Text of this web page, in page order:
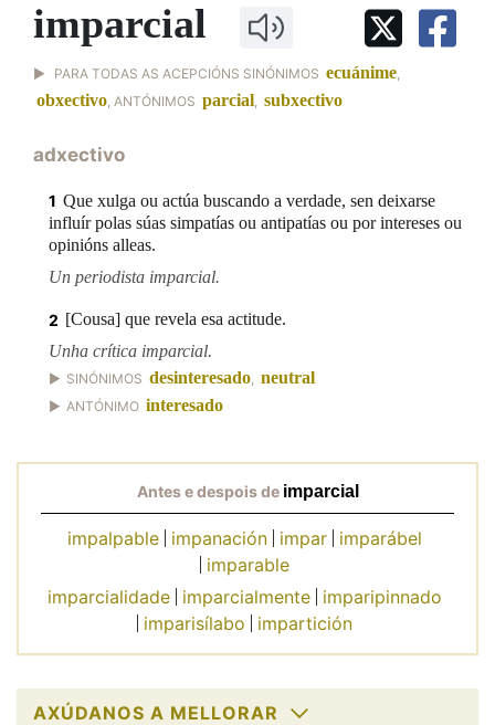
IDENTIDADE CORPORATIVA
MARCIAL DEL ADALID
CASA-MUSEO EMILIA PARDO
BAZÁN
FIGURAS HOMENAXEADAS
HISTORIA
60 ANOS DLG
Facebook
TwitterYoutubeInstagram
Bluesky
BUSCAR NOS LEMAS
Comeza por
Remata por
Contén
BUSCAR NO CONTIDO
Nas definicións
OUTRAS OPCIÓNS DE BUSCA
Marcas gramaticais
imparcial
PARA TODAS AS ACEPCIÓNS SINÓNIMOS ecuánime,
obxectivo, ANTÓNIMOS parcial, subxectivo
adxectivo
1 Que xulga ou actúa buscando a verdade, sen deixarse
influír polas súas simpatías ou antipatías ou por intereses ou
opinións alleas.
Un periodista imparcial.
2 [Cousa] que revela esa actitude.
Unha crítica imparcial.
SINÓNIMOS desinteresado neutral
ANTÓNIMO interesado
Antes e despois de imparcial
impalpable impanación impar imparábel
imparable
imparcialidade imparcialmente imparipinnado
imparisílabo
impartición
AXÚDANOS A MELLORAR